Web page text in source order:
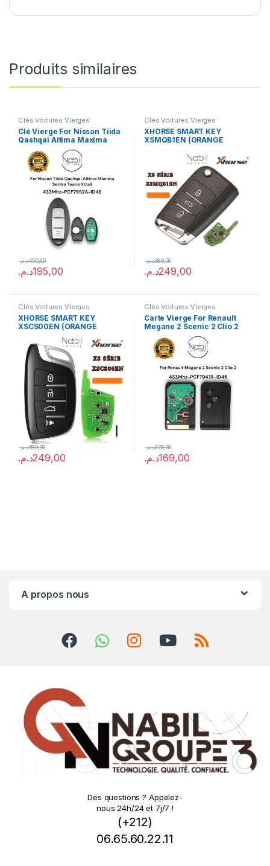
Produits similaires
Clés Voitures Vierges
Clé Vierge For Nissan Tiida
Qashqai Altima Maxima
Sentra Teana Xtrail ID46
(Reprogrammable)
195,00د.م.
450,00د.م.
Clés Voitures Vierges
XHORSE SMART KEY
XSMQB1EN (ORANGE
249,00د.م.
380,00د.م.
Clés Voitures Vierges
XHORSE SMART KEY
XSCS00EN (ORANGE
249,00د.م.
380,00د.م.
Clés Voitures Vierges
Carte Vierge For Renault
Megane 2 Scenic 2 Clio 2
(Reprogrammable)
169,00د.م.
270,00د.م.
A propos nous
Des questions ? Appelez-
nous 24h/24 et 7j/7 !
(+212)
06.65.60.22.11